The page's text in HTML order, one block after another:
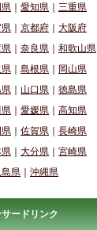
愛知県
三重県
京都府
大阪府
奈良県
和歌山県
島根県
岡山県
県
山口県
徳島県
愛媛県
高知県
佐賀県
長崎県
大分県
宮崎県
島県
沖縄県
ードリンク